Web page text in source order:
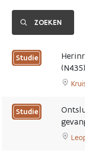
Studie
(N435)
to
(N435)
Studie